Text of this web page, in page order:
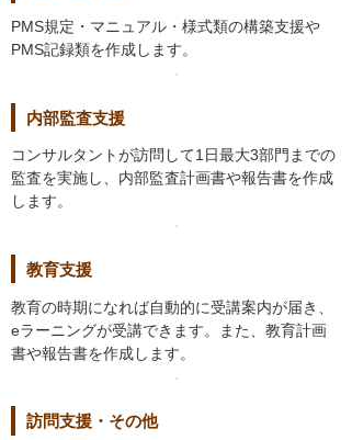
PMS規定・マニュアル・様式類の構築支援や
PMS記録類を作成します。
内部監査支援
コンサルタントが訪問して1日最大3部門までの
監査を実施し、内部監査計画書や報告書を作成
します。
教育支援
教育の時期になれば自動的に受講案内が届き、
eラーニングが受講できます。また、教育計画
書や報告書を作成します。
訪問支援・その他